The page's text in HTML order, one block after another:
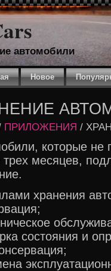
автомобили
Новое
ПРИЛОЖЕНИЯ /
которые не
трех месяцев,
хранения
состояния и